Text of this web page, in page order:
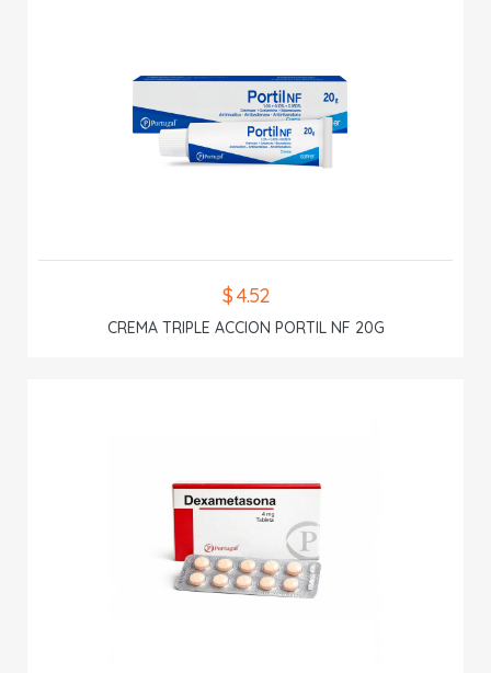
$ 4.52
CREMA TRIPLE ACCION PORTIL NF 20G